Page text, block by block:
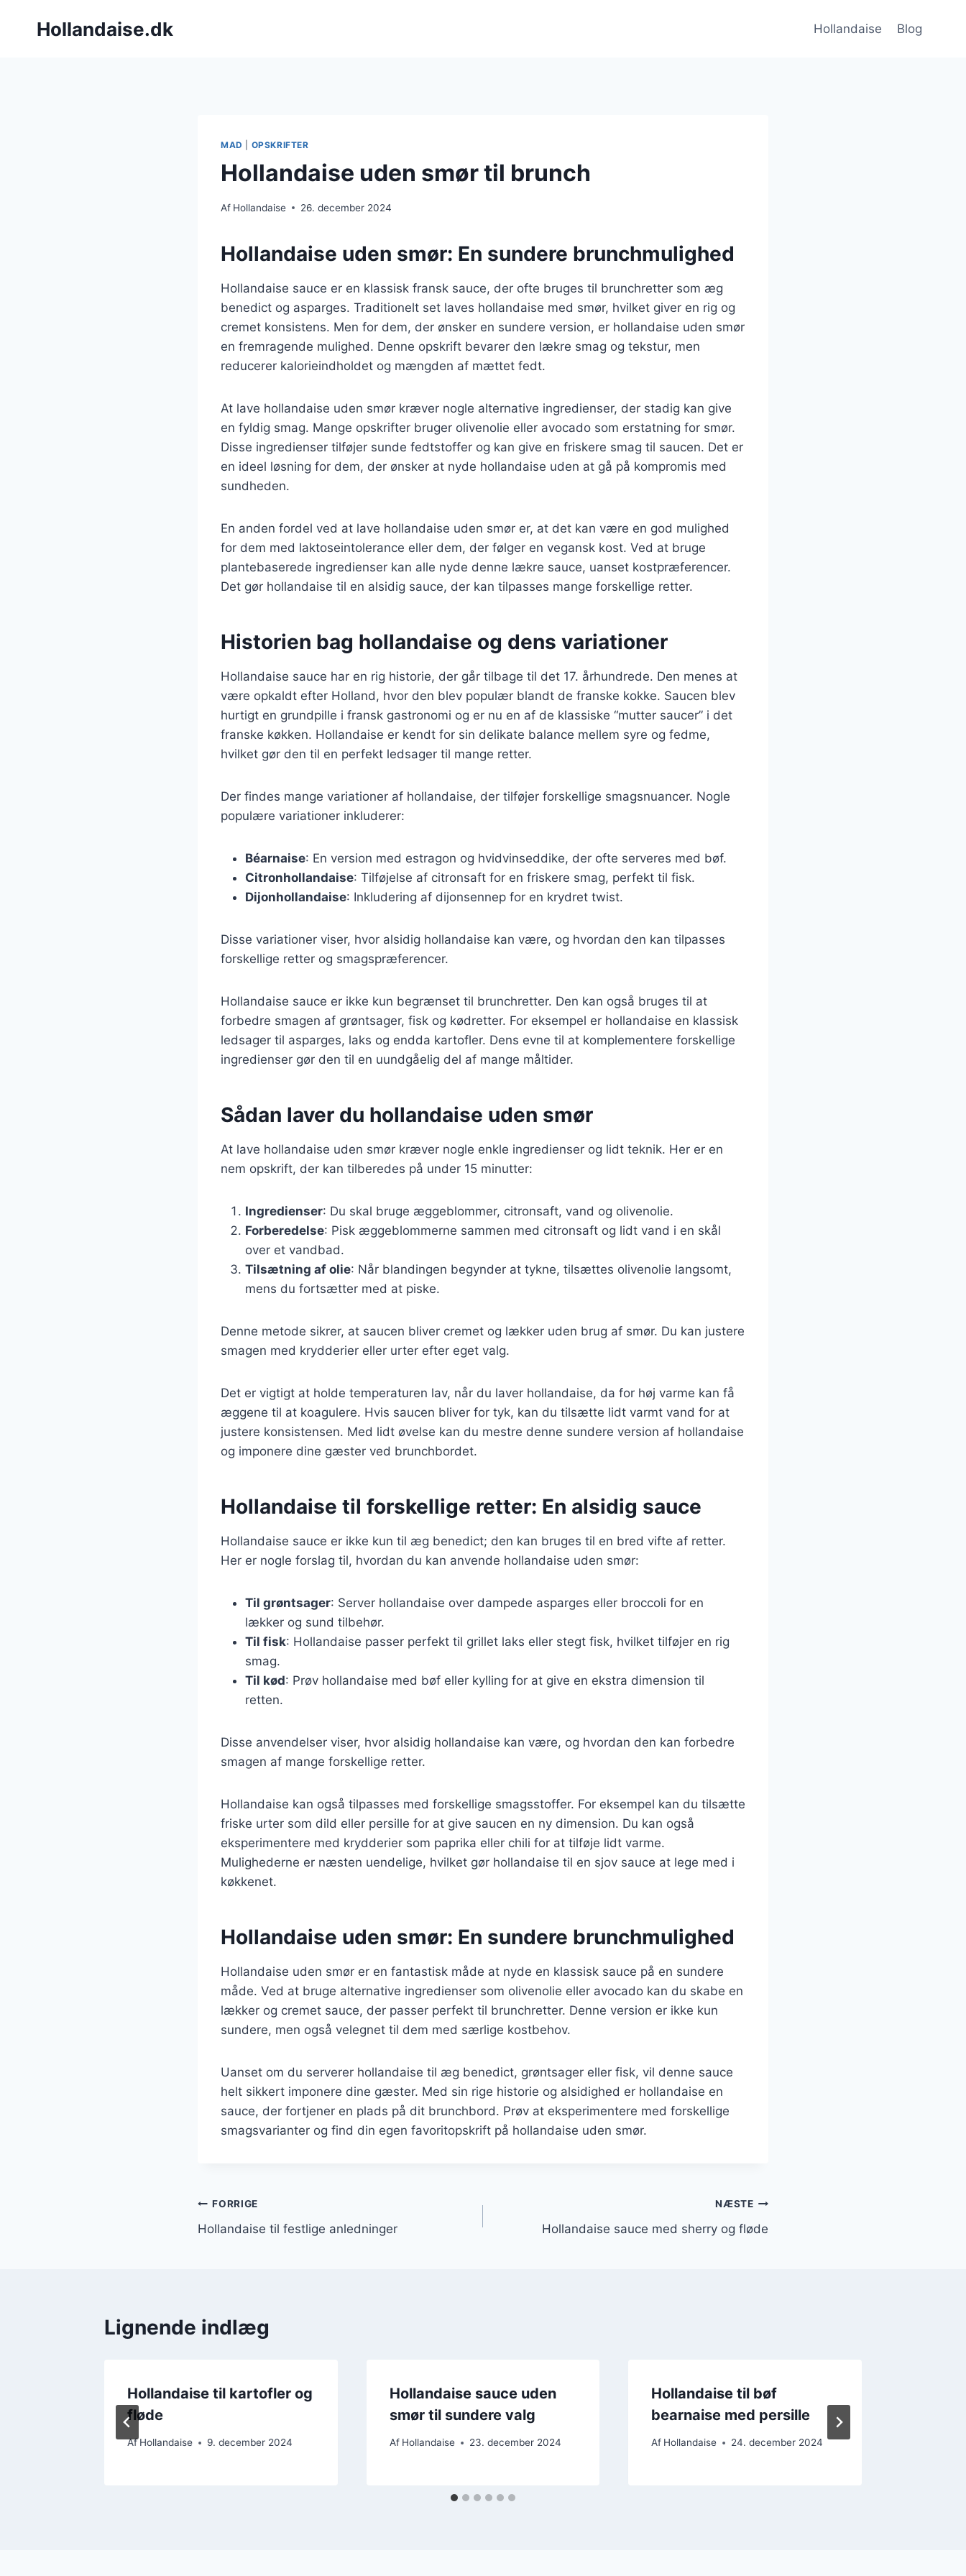
Hollandaise.dk Hollandaise Blog
MAD OPSKRIFTER
Hollandaise uden smør til brunch
Af Hollandaise 26. december 2024
Hollandaise uden smør: En sundere brunchmulighed
Hollandaise sauce er en klassisk fransk sauce, der ofte bruges til brunchretter som æg
benedict og asparges. Traditionelt set laves hollandaise med smør, hvilket giver en rig og
cremet konsistens. Men for dem, der ønsker en sundere version, er hollandaise uden smør
en fremragende mulighed. Denne opskrift bevarer den lækre smag og tekstur, men
reducerer kalorieindholdet og mængden af mættet fedt.
At lave hollandaise uden smør kræver nogle alternative ingredienser, der stadig kan give
en fyldig smag. Mange opskrifter bruger olivenolie eller avocado som erstatning for smør.
Disse ingredienser tilføjer sunde fedtstoffer og kan give en friskere smag til saucen. Det er
en ideel løsning for dem, der ønsker at nyde hollandaise uden at gå på kompromis med
sundheden.
En anden fordel ved at lave hollandaise uden smør er, at det kan være en god mulighed
for dem med laktoseintolerance eller dem, der følger en vegansk kost. Ved at bruge
plantebaserede ingredienser kan alle nyde denne lækre sauce, uanset kostpræferencer.
Det gør hollandaise til en alsidig sauce, der kan tilpasses mange forskellige retter.
Historien bag hollandaise og dens variationer
Hollandaise sauce har en rig historie, der går tilbage til det 17. århundrede. Den menes at
være opkaldt efter Holland, hvor den blev populær blandt de franske kokke. Saucen blev
hurtigt en grundpille i fransk gastronomi og er nu en af de klassiske “mutter saucer” i det
franske køkken. Hollandaise er kendt for sin delikate balance mellem syre og fedme,
hvilket gør den til en perfekt ledsager til mange retter.
Der findes mange variationer af hollandaise, der tilføjer forskellige smagsnuancer. Nogle
populære variationer inkluderer:
Béarnaise: En version med estragon og hvidvinseddike, der ofte serveres med bøf.
Citronhollandaise: Tilføjelse af citronsaft for en friskere smag, perfekt til fisk.
Dijonhollandaise: Inkludering af dijonsennep for en krydret twist.
Disse variationer viser, hvor alsidig hollandaise kan være, og hvordan den kan tilpasses
forskellige retter og smagspræferencer.
Hollandaise sauce er ikke kun begrænset til brunchretter. Den kan også bruges til at
forbedre smagen af grøntsager, fisk og kødretter. For eksempel er hollandaise en klassisk
ledsager til asparges, laks og endda kartofler. Dens evne til at komplementere forskellige
ingredienser gør den til en uundgåelig del af mange måltider.
Sådan laver du hollandaise uden smør
At lave hollandaise uden smør kræver nogle enkle ingredienser og lidt teknik. Her er en
nem opskrift, der kan tilberedes på under 15 minutter:
Ingredienser: Du skal bruge æggeblommer, citronsaft, vand og olivenolie.
Forberedelse: Pisk æggeblommerne sammen med citronsaft og lidt vand i en skål
over et vandbad.
Tilsætning af olie: Når blandingen begynder at tykne, tilsættes olivenolie langsomt,
mens du fortsætter med at piske.
Denne metode sikrer, at saucen bliver cremet og lækker uden brug af smør. Du kan justere
smagen med krydderier eller urter efter eget valg.
Det er vigtigt at holde temperaturen lav, når du laver hollandaise, da for høj varme kan få
æggene til at koagulere. Hvis saucen bliver for tyk, kan du tilsætte lidt varmt vand for at
justere konsistensen. Med lidt øvelse kan du mestre denne sundere version af hollandaise
og imponere dine gæster ved brunchbordet.
Hollandaise til forskellige retter: En alsidig sauce
Hollandaise sauce er ikke kun til æg benedict; den kan bruges til en bred vifte af retter.
Her er nogle forslag til, hvordan du kan anvende hollandaise uden smør:
Til grøntsager: Server hollandaise over dampede asparges eller broccoli for en
lækker og sund tilbehør.
Til fisk: Hollandaise passer perfekt til grillet laks eller stegt fisk, hvilket tilføjer en rig
smag.
Til kød: Prøv hollandaise med bøf eller kylling for at give en ekstra dimension til
retten.
Disse anvendelser viser, hvor alsidig hollandaise kan være, og hvordan den kan forbedre
smagen af mange forskellige retter.
Hollandaise kan også tilpasses med forskellige smagsstoffer. For eksempel kan du tilsætte
friske urter som dild eller persille for at give saucen en ny dimension. Du kan også
eksperimentere med krydderier som paprika eller chili for at tilføje lidt varme.
Mulighederne er næsten uendelige, hvilket gør hollandaise til en sjov sauce at lege med i
køkkenet.
Hollandaise uden smør: En sundere brunchmulighed
Hollandaise uden smør er en fantastisk måde at nyde en klassisk sauce på en sundere
måde. Ved at bruge alternative ingredienser som olivenolie eller avocado kan du skabe en
lækker og cremet sauce, der passer perfekt til brunchretter. Denne version er ikke kun
sundere, men også velegnet til dem med særlige kostbehov.
Uanset om du serverer hollandaise til æg benedict, grøntsager eller fisk, vil denne sauce
helt sikkert imponere dine gæster. Med sin rige historie og alsidighed er hollandaise en
sauce, der fortjener en plads på dit brunchbord. Prøv at eksperimentere med forskellige
smagsvarianter og find din egen favoritopskrift på hollandaise uden smør.
Indlægsnavigation
FORRIGE
Hollandaise til festlige anledninger
NÆSTE
Hollandaise sauce med sherry og fløde
Lignende indlæg
Hollandaise til kartofler og
fløde
Af Hollandaise 9. december 2024
Hollandaise sauce uden
smør til sundere valg
Af Hollandaise 23. december 2024
Hollandaise til bøf
bearnaise med persille
Af Hollandaise 24. december 2024